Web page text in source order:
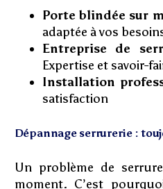
Porte blindée sur
adaptée à vos
Entreprise de
Expertise et savoir-
Installation
satisfaction
Dépannage serrurerie :
Un problème de
moment. C’est